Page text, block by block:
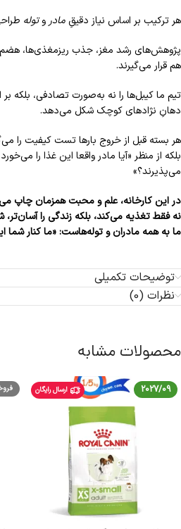
هر ترکیب بر اساس نیاز دقیقِ مادروتوله
پژوهش‌های رشد مغز، جذب ریزمغذی‌ها، هضم
هم قرار می‌گیرند.
تیم ما کیبل‌ها را نه به‌صورت تصادفی، بلکه
دهانِ نژادهای کوچک شکل می‌دهد.
هر بسته قبل از خروج بارها تست کیفیت را
بلکه از منظر «آیا مادر واقعا این غذا را
می‌پذیرند؟»
در این کارخانه، علم و محبت همزمان چاپ
نه فقط تغذیه می‌کند، بلکه زندگی را
ما به همه مادران و توله‌هاست: «ما کنار شما
توضیحات تکمیلی
نظرات (0)
محصولات مشابه
2027/09 ارسال رایگان